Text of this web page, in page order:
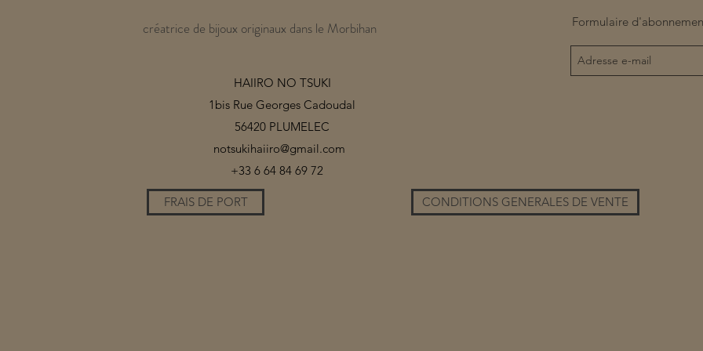
créatrice de bijoux originaux dans le Morbihan
HAIIRO NO TSUKI
1bis Rue Georges Cadoudal
56420 PLUMELEC
Formulaire
notsukihaiiro@gmail.com
+33 6 64 84 69 72
FRAIS DE PORT CONDITIONS GENERALES DE VENTE